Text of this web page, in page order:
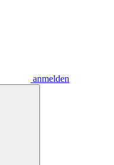
anmelden